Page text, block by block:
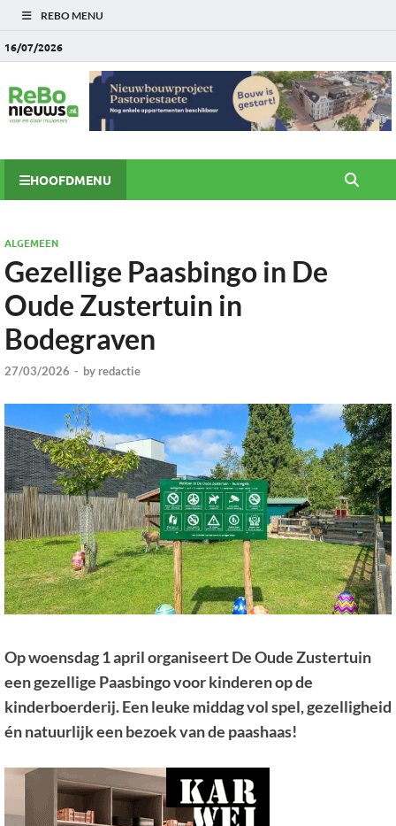
REBO MENU
16/07/2026
HOOFDMENU
ALGEMEEN
Gezellige Paasbingo in De
Oude Zustertuin in
Bodegraven
27/03/2026 - by redactie
Op woensdag 1 april organiseert De Oude Zustertuin
een gezellige Paasbingo voor kinderen op de
kinderboerderij. Een leuke middag vol spel, gezelligheid
én natuurlijk een bezoek van de paashaas!